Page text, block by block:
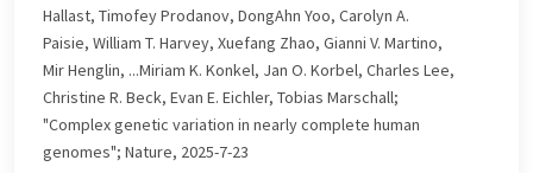
Hallast, Timofey Prodanov, DongAhn Yoo, Carolyn A.
Paisie, William T. Harvey, Xuefang Zhao, Gianni V. Martino,
Mir Henglin, ...Miriam K. Konkel, Jan O. Korbel, Charles Lee,
Christine R. Beck, Evan E. Eichler, Tobias Marschall;
"Complex genetic variation in nearly complete human
genomes"; Nature, 2025-7-23